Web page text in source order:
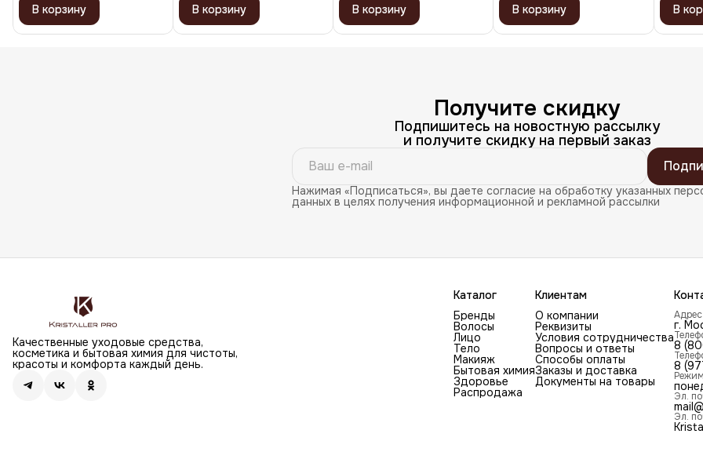
В корзину В корзину В корзину В корзину В
Получите скидку
Подпишитесь на новостную рассылку
и получите скидку на первый заказ
Нажимая «Подписаться», вы даете согласие на обработку указанных
данных в целях получения информационной и рекламной рассылки
Качественные уходовые средства,
косметика и бытовая химия для чистоты,
красоты и комфорта каждый день.
Каталог
Бренды
Волосы
Лицо
Тело
Макияж
Бытовая химия
Здоровье
Распродажа
Клиентам
О компании
Реквизиты
Условия сотрудничества
Вопросы и ответы
Способы оплаты
Заказы и доставка
Документы на товары
Адрес
г.
8
8
Эл.
Эл.